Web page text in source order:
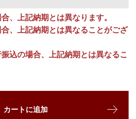
、上記納期とは異なります。
、上記納期とは異なることがござ
込の場合、上記納期とは異なるこ
カートに追加